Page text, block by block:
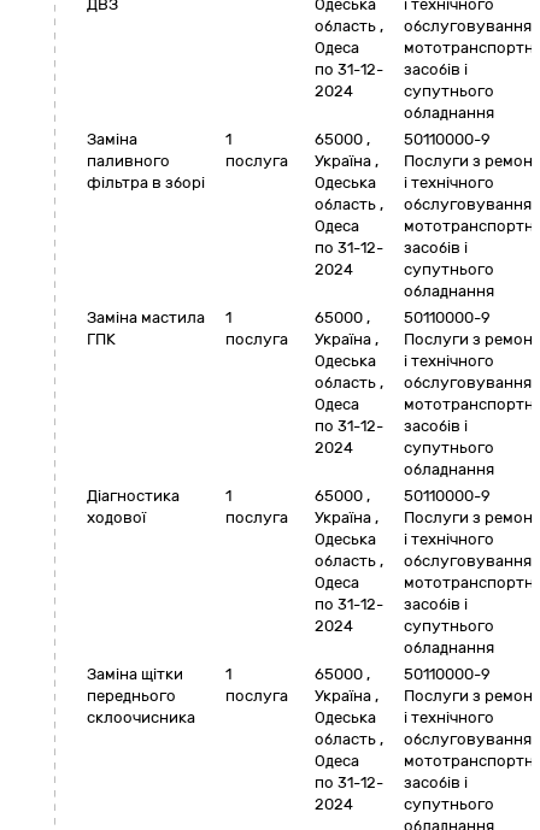
ДВЗ
Одеська
область ,
Одеса
по 31-12-
2024
і технічного
обслуговування
засобів і
супутнього
обладнання
Заміна
паливного
фільтра в зборі
1
послуга
65000 ,
Україна ,
Одеська
область ,
Одеса
по 31-12-
2024
50110000-9
Послуги з
і технічного
обслуговування
засобів і
супутнього
обладнання
Заміна мастила
ГПК
1
послуга
65000 ,
Україна ,
Одеська
область ,
Одеса
по 31-12-
2024
50110000-9
Послуги з
і технічного
обслуговування
засобів і
супутнього
обладнання
Діагностика
ходової
1
послуга
65000 ,
Україна ,
Одеська
область ,
Одеса
по 31-12-
2024
50110000-9
Послуги з
і технічного
обслуговування
засобів і
супутнього
обладнання
Заміна щітки
переднього
склоочисника
1
послуга
65000 ,
Україна ,
Одеська
область ,
Одеса
по 31-12-
2024
50110000-9
Послуги з
і технічного
обслуговування
засобів і
супутнього
обладнання